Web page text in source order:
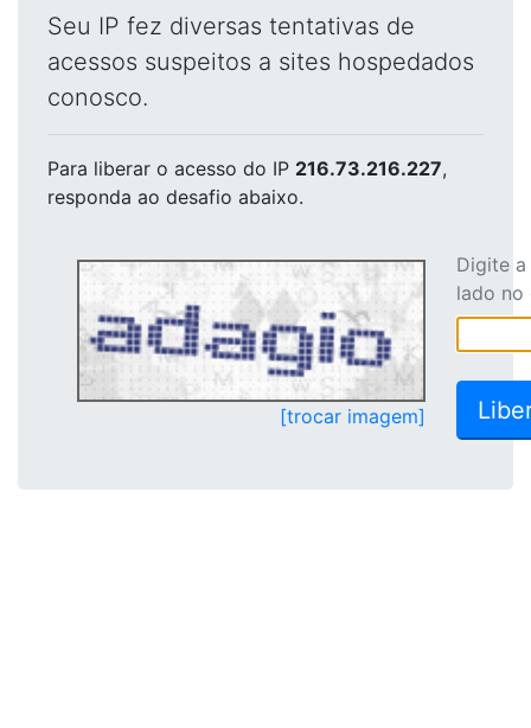
Seu IP fez diversas tentativas de
acessos suspeitos a sites hospedados
conosco.
Para liberar o acesso do IP 216.73.216.227,
responda ao desafio abaixo.
[trocar imagem]
Digite
lado no